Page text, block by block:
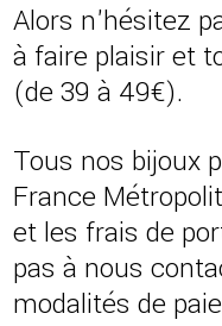
Alors n'hésitez
à faire plaisir et
(de 39 à 49€).
Tous nos bijoux
France
et les frais de
pas à nous
modalités de